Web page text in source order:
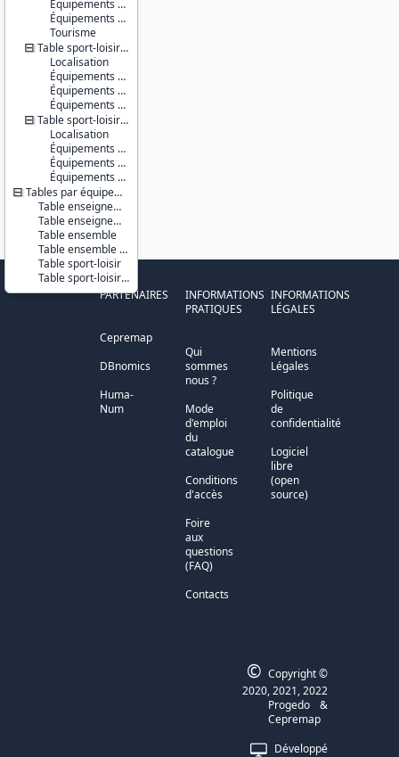
Équipements de loisirs
Équipements culturels et socioculturels
Tourisme
Table sport-loisir - communes
Localisation
Équipements sportifs
Équipements de loisirs
Équipements culturels et socioculturels
Table sport-loisir - IRIS
Localisation
Équipements sportifs
Équipements de loisirs
Équipements culturels et socioculturels
Tables par équipements
Table enseignement
Table enseignement - localisation XY
Table ensemble
Table ensemble - localisation XY
Table sport-loisir
Table sport-loisir - localisation XY
PARTENAIRES
Cepremap
DBnomics
Huma-
Num
INFORMATIONS
PRATIQUES
Qui
sommes
nous ?
Mode
d'emploi
du
catalogue
Conditions
d'accès
Foire
aux
questions
(FAQ)
Contacts
INFORMATIONS
LÉGALES
Mentions
Légales
Politique
de
confidentialité
Logiciel
libre
(open
source)
Développé
© Copyright ©
2020, 2021, 2022
Progedo
&
Cepremap